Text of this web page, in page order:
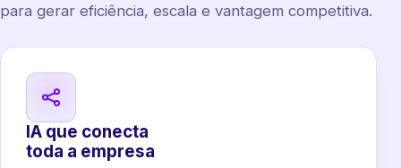
para gerar eficiência, escala e vantagem competitiva.
IA que conecta
toda a empresa